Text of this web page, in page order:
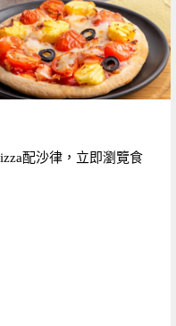
配沙律，立即瀏覽食